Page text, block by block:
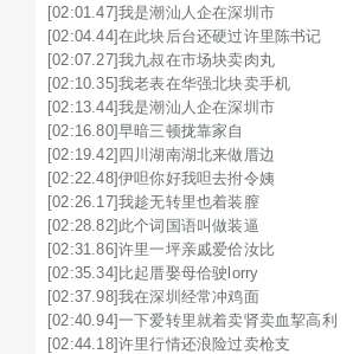
[02:01.47]我是潮汕人企在深圳市
[02:04.44]在此块后台还硬过许里陈书记
[02:07.27]我九叔在市场块卖肉丸
[02:10.35]我老表在华强北块卖手机
[02:13.44]我是潮汕人企在深圳市
[02:16.80]早暗三顿拢靠家自
[02:19.42]四川湖南湖北来做厝边
[02:22.48]伊呾你好我呾去拊令姨
[02:26.17]我趁无转里也着装膣
[02:28.82]此个词国语叫做装逼
[02:31.86]许里一坪亲戚爱佮汝比
[02:35.34]比起厝娶母佮驶lorry
[02:37.98]我在深圳经常冲鸡面
[02:40.94]一下爱转里就着卖肾卖血挈高利
[02:44.18]许里行情还浪险过卖枪支